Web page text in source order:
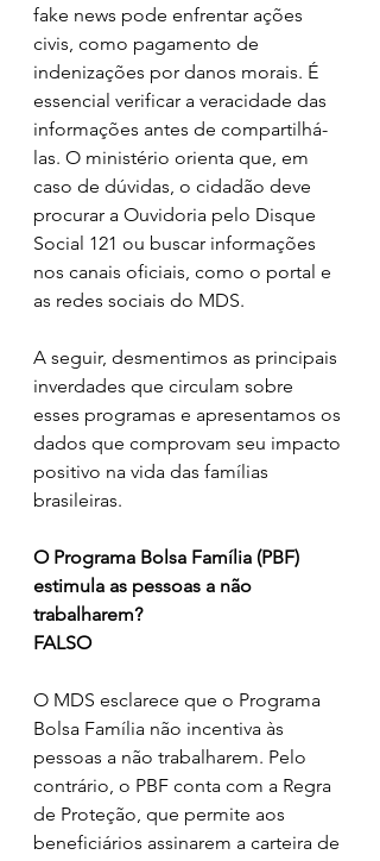
fake news pode enfrentar ações
civis, como pagamento de
indenizações por danos morais. É
essencial verificar a veracidade das
informações antes de compartilhá-
las. O ministério orienta que, em
caso de dúvidas, o cidadão deve
procurar a Ouvidoria pelo Disque
Social 121 ou buscar informações
nos canais oficiais, como o portal e
as redes sociais do MDS.
A seguir, desmentimos as principais
inverdades que circulam sobre
esses programas e apresentamos os
dados que comprovam seu impacto
positivo na vida das famílias
brasileiras.
O Programa Bolsa Família (PBF)
estimula as pessoas a não
trabalharem?
FALSO
O MDS esclarece que o Programa
Bolsa Família não incentiva às
pessoas a não trabalharem. Pelo
contrário, o PBF conta com a Regra
de Proteção, que permite aos
beneficiários assinarem a carteira de